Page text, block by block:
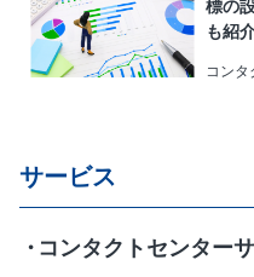
標の
も紹
コンタ
サービス
コンタクトセンター